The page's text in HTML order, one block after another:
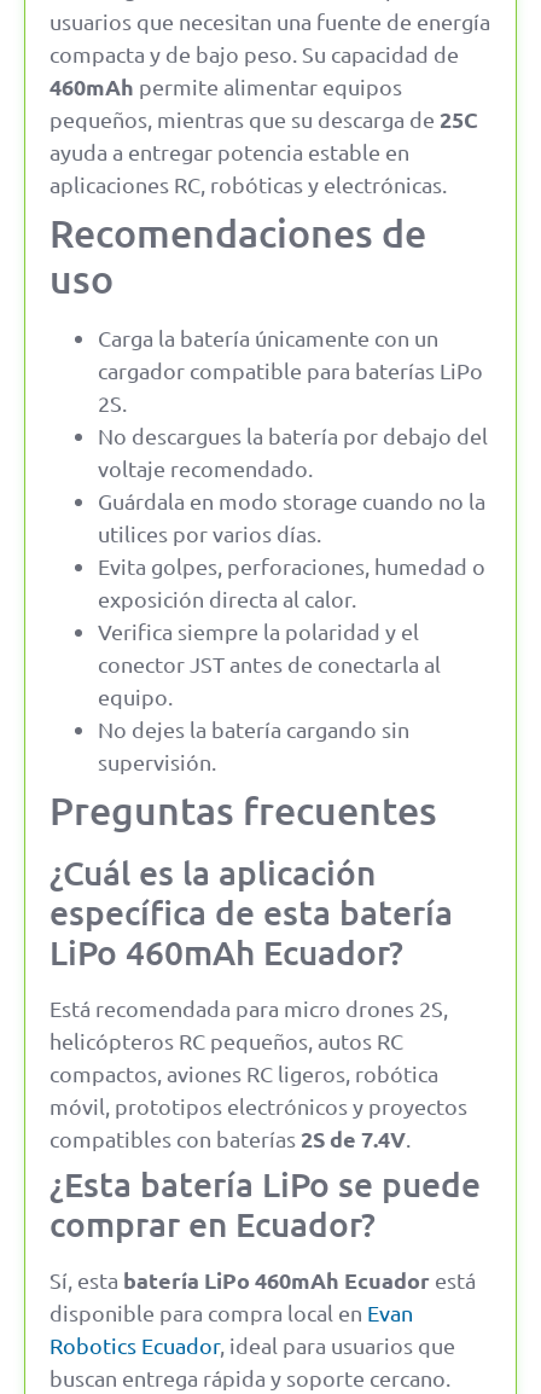
usuarios que necesitan una fuente de energía
compacta y de bajo peso. Su capacidad de
460mAh permite alimentar equipos
pequeños, mientras que su descarga de 25C
ayuda a entregar potencia estable en
aplicaciones RC, robóticas y electrónicas.
Recomendaciones de
uso
Carga la batería únicamente con un
cargador compatible para baterías LiPo
2S.
No descargues la batería por debajo del
voltaje recomendado.
Guárdala en modo storage cuando no la
utilices por varios días.
Evita golpes, perforaciones, humedad o
exposición directa al calor.
Verifica siempre la polaridad y el
conector JST antes de conectarla al
equipo.
No dejes la batería cargando sin
supervisión.
Preguntas frecuentes
¿Cuál es la aplicación
específica de esta batería
LiPo 460mAh Ecuador?
Está recomendada para micro drones 2S,
helicópteros RC pequeños, autos RC
compactos, aviones RC ligeros, robótica
móvil, prototipos electrónicos y proyectos
compatibles con baterías 2S de 7.4V
¿Esta batería LiPo se puede
comprar en Ecuador?
Sí, esta batería LiPo 460mAh Ecuador está
disponible para compra local en Evan
Robotics Ecuador, ideal para usuarios que
buscan entrega rápida y soporte cercano.